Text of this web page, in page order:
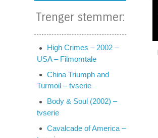
Trenger stemmer:
High Crimes – 2002 –
USA – Filmomtale
China Triumph and
Turmoil – tvserie
Body & Soul (2002) –
tvserie
Cavalcade of America –